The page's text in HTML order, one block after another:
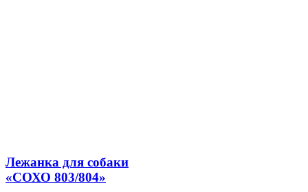
Лежанка для собаки
«СОХО 803/804»